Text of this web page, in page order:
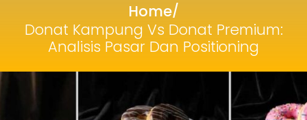
Home/
Donat Kampung Vs Donat Premium:
Analisis Pasar Dan Positioning